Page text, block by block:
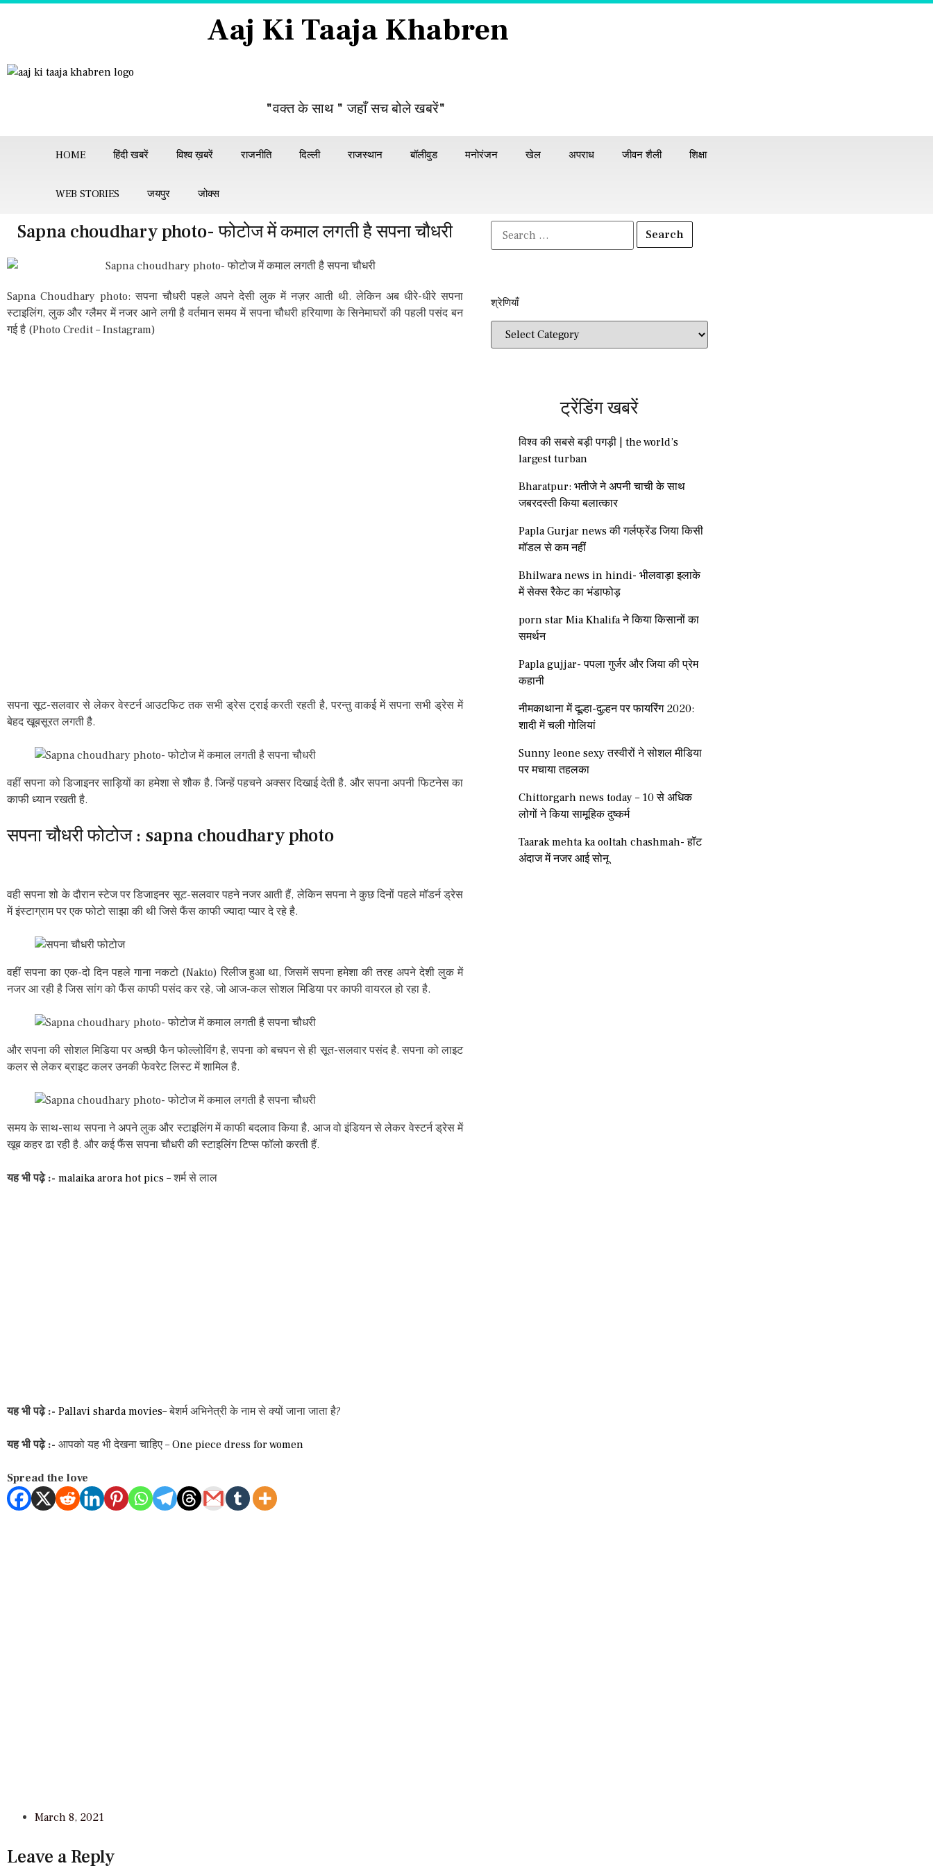
Aaj Ki Taaja Khabren
"वक्त के साथ " जहाँ सच बोले खबरें"
HOME हिंदी खबरें विश्व ख़बरें राजनीति दिल्ली राजस्थान बॉलीवुड मनोरंजन खेल अपराध जीवन शैली शिक्षा
WEB STORIES जयपुर जोक्स
Sapna choudhary photo- फोटोज में कमाल लगती है सपना चौधरी
Sapna Choudhary photo: सपना चौधरी पहले अपने देसी लुक में नज़र आती थी. लेकिन अब धीरे-धीरे सपना
स्टाइलिंग, लुक और ग्लैमर में नजर आने लगी है वर्तमान समय में सपना चौधरी हरियाणा के सिनेमाघरों की पहली पसंद बन
गई है (Photo Credit – Instagram)
सपना सूट-सलवार से लेकर वेस्टर्न आउटफिट तक सभी ड्रेस ट्राई करती रहती है, परन्तु वाकई में सपना सभी ड्रेस में
बेहद खूबसूरत लगती है.
वहीं सपना को डिजाइनर साड़ियों का हमेशा से शौक है. जिन्हें पहचने अक्सर दिखाई देती है. और सपना अपनी फिटनेस का
काफी ध्यान रखती है.
सपना चौधरी फोटोज : sapna choudhary photo
वही सपना शो के दौरान स्टेज पर डिजाइनर सूट-सलवार पहने नजर आती हैं, लेकिन सपना ने कुछ दिनों पहले मॉडर्न ड्रेस
में इंस्टाग्राम पर एक फोटो साझा की थी जिसे फैंस काफी ज्यादा प्यार दे रहे है.
वहीं सपना का एक-दो दिन पहले गाना नकटो (Nakto) रिलीज हुआ था, जिसमें सपना हमेशा की तरह अपने देशी लुक में
नजर आ रही है जिस सांग को फैंस काफी पसंद कर रहे, जो आज-कल सोशल मिडिया पर काफी वायरल हो रहा है.
और सपना की सोशल मिडिया पर अच्छी फैन फोल्लोविंग है, सपना को बचपन से ही सूत-सलवार पसंद है. सपना को लाइट
कलर से लेकर ब्राइट कलर उनकी फेवरेट लिस्ट में शामिल है.
समय के साथ-साथ सपना ने अपने लुक और स्टाइलिंग में काफी बदलाव किया है. आज वो इंडियन से लेकर वेस्टर्न ड्रेस में
खूब कहर ढा रही है. और कई फैंस सपना चौधरी की स्टाइलिंग टिप्स फॉलो करती हैं.
यह भी पढ़े :- malaika arora hot pics – शर्म से लाल
यह भी पढ़े :- Pallavi sharda movies– बेशर्म अभिनेत्री के नाम से क्यों जाना जाता है?
यह भी पढ़े :- आपको यह भी देखना चाहिए –One piece dress for women
Spread the love
March 8, 2021
Leave a Reply
श्रेणियाँ​​
ट्रेंडिंग खबरें
विश्व की सबसे बड़ी पगड़ी | the world’s
largest turban
Bharatpur: भतीजे ने अपनी चाची के साथ
जबरदस्ती किया बलात्कार
Papla Gurjar news की गर्लफ्रेंड जिया किसी
मॉडल से कम नहीं
Bhilwara news in hindi- भीलवाड़ा इलाके
में सेक्स रैकेट का भंडाफोड़
porn star Mia Khalifa ने किया किसानों का
समर्थन
Papla gujjar- पपला गुर्जर और जिया की प्रेम
कहानी
नीमकाथाना में दूल्हा-दुल्हन पर फायरिंग 2020:
शादी में चली गोलियां
Sunny leone sexy तस्वीरों ने सोशल मीडिया
पर मचाया तहलका
Chittorgarh news today – 10 से अधिक
लोगों ने किया सामूहिक दुष्कर्म
Taarak mehta ka ooltah chashmah- हॉट
अंदाज में नजर आई सोनू